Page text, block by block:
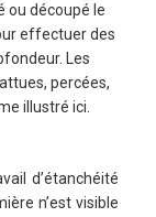
ou découpé le
effectuer des
Les
percées,
illustré ici.
d’étanchéité
n’est visible